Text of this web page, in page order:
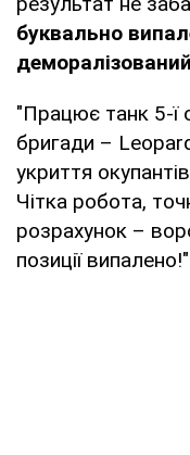
буквально
деморалізований
"Працює танк 5-ї
бригади –
укриття
Чітка робота,
розрахунок –
позиції